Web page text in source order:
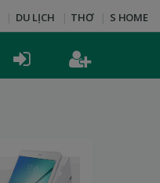
DU LỊCH THƠ S HOME